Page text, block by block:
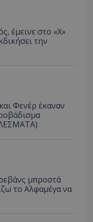
έμεινε στο «Χ»
την
Φενέρ έκαναν
μπροστά
το Αλφαμέγα να